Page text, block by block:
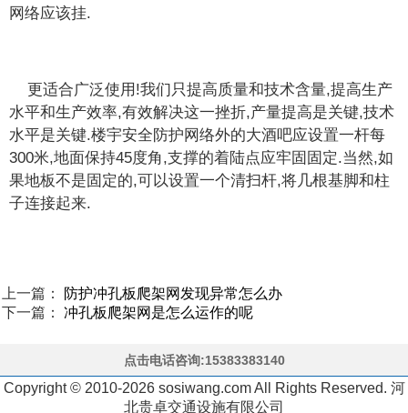
网络应该挂.
更适合广泛使用!我们只提高质量和技术含量,提高生产
水平和生产效率,有效解决这一挫折,产量提高是关键,技术
水平是关键.楼宇安全防护网络外的大酒吧应设置一杆每
300米,地面保持45度角,支撑的着陆点应牢固固定.当然,如
果地板不是固定的,可以设置一个清扫杆,将几根基脚和柱
子连接起来.
上一篇：
防护冲孔板爬架网发现异常怎么办
下一篇：冲孔板爬架网是怎么运作的呢
点击电话咨询:15383383140
Copyright © 2010-2026 sosiwang.com All Rights Reserved. 河
北贵卓交通设施有限公司